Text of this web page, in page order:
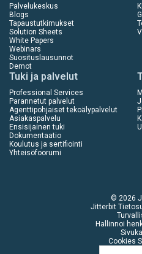
Palvelukeskus
Blogs
Tapaustutkimukset
Solution Sheets
White Papers
Webinars
Suosituslausunnot
Demot
Tuki ja palvelut
Professional Services
Parannetut palvelut
Agenttipohjaiset tekoälypalvelut
Asiakaspalvelu
Ensisijainen tuki
Dokumentaatio
Koulutus ja sertifiointi
Yhteisöfoorumi
© 2026
Jitterbit
Hallinnoi
Cookies